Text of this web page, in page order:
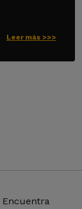
Leer más >>>
Encuentra